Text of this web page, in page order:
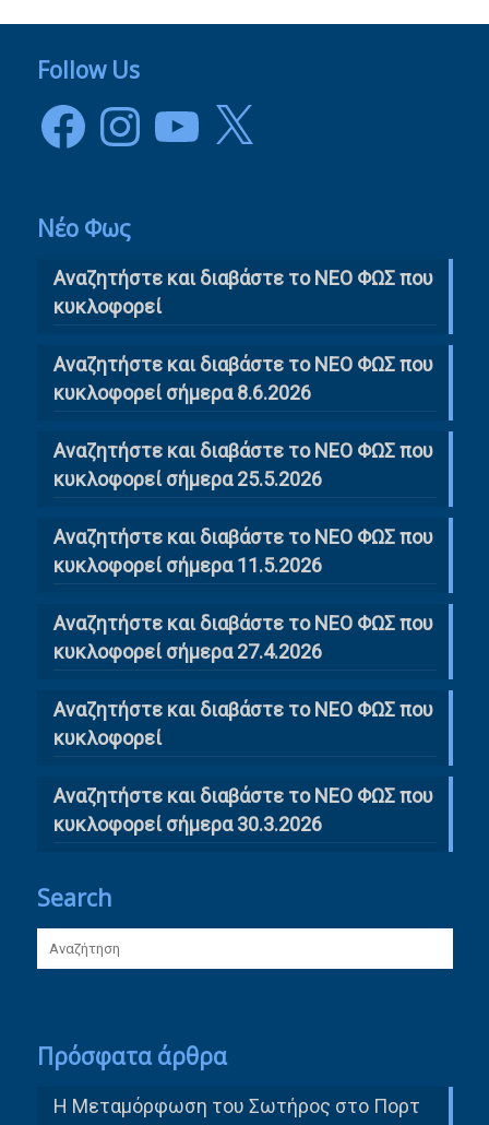
Follow Us
FacebookInstagramYouTube
X
Νέο Φως
Αναζητήστε και διαβάστε το NΕΟ ΦΩΣ που
κυκλοφορεί
Αναζητήστε και διαβάστε το ΝΕΟ ΦΩΣ που
κυκλοφορεί σήμερα 8.6.2026
Αναζητήστε και διαβάστε το ΝΕΟ ΦΩΣ που
κυκλοφορεί σήμερα 25.5.2026
Αναζητήστε και διαβάστε το ΝΕΟ ΦΩΣ που
κυκλοφορεί σήμερα 11.5.2026
Αναζητήστε και διαβάστε το ΝΕΟ ΦΩΣ που
κυκλοφορεί σήμερα 27.4.2026
Αναζητήστε και διαβάστε το ΝΕΟ ΦΩΣ που
κυκλοφορεί
Αναζητήστε και διαβάστε το ΝΕΟ ΦΩΣ που
κυκλοφορεί σήμερα 30.3.2026
Search
Πρόσφατα άρθρα
Η Μεταμόρφωση του Σωτήρος στο Πορτ